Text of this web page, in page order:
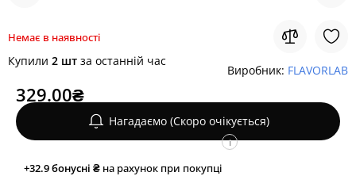
Немає в наявності
Купили 2 шт за останній час
Виробник: FLAVORLAB
329.00₴
Нагадаємо (Скоро очікується)
+32.9бонусні ₴ на рахунок при покупці
i